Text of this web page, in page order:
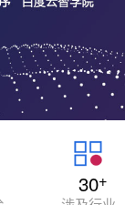
30+